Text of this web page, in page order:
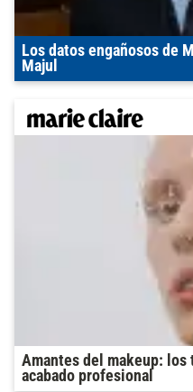
Los datos engañosos de
Majul
Amantes del makeup:
acabado profesional